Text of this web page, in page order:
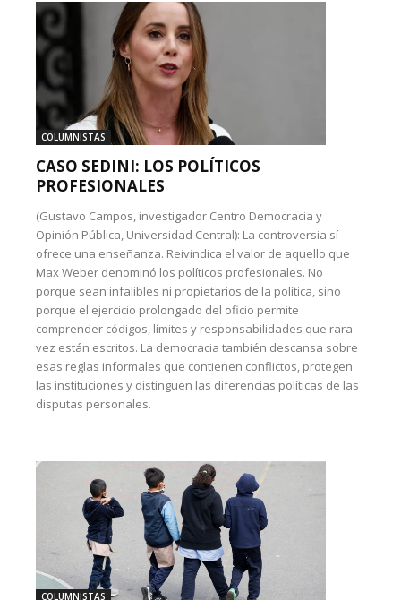
COLUMNISTAS
CASO SEDINI: LOS POLÍTICOS
PROFESIONALES
(Gustavo Campos, investigador Centro Democracia y
Opinión Pública, Universidad Central): La controversia sí
ofrece una enseñanza. Reivindica el valor de aquello que
Max Weber denominó los políticos profesionales. No
porque sean infalibles ni propietarios de la política, sino
porque el ejercicio prolongado del oficio permite
comprender códigos, límites y responsabilidades que rara
vez están escritos. La democracia también descansa sobre
esas reglas informales que contienen conflictos, protegen
las instituciones y distinguen las diferencias políticas de las
disputas personales.
COLUMNISTAS